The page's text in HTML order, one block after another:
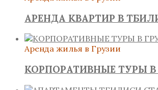
АРЕНДА КВАРТИР В
Аренда жилья в Грузии
КОРПОРАТИВНЫЕ ТУРЫ